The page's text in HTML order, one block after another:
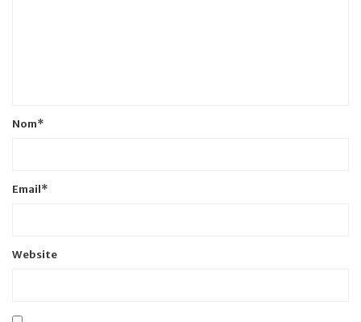
Nom*
Email*
Website